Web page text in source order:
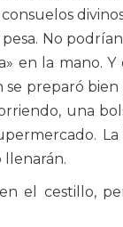
No
en la mano. Y
preparó bien
una
La
llenarán.
el cestillo,